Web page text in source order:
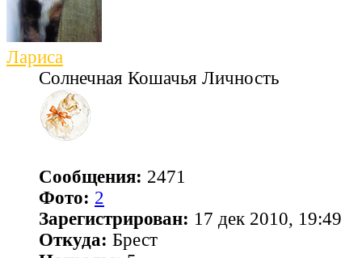
Лариса
Солнечная Кошачья Личность
Сообщения: 2471
Фото: 2
Зарегистрирован: 17 дек 2010, 19:49
Откуда: Брест